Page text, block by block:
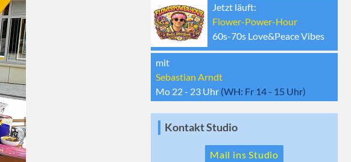
Jetzt läuft:
Flower-Power-Hour
60s-70s Love&Peace Vibes
mit
Sebastian Arndt
Mo 22 - 23 Uhr (WH: Fr 14 - 15 Uhr)
Kontakt Studio
Mail ins Studio